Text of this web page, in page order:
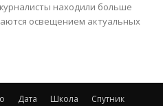
находили больше
освещением актуальных
Дата Школа
Спутник